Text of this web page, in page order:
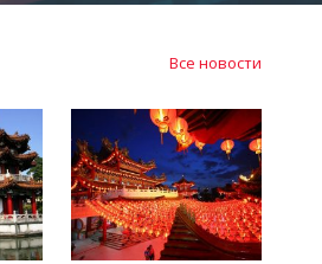
Все новости